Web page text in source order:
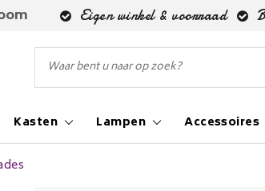
Eigen winkel & voorraad
Kasten Lampen Accessoires